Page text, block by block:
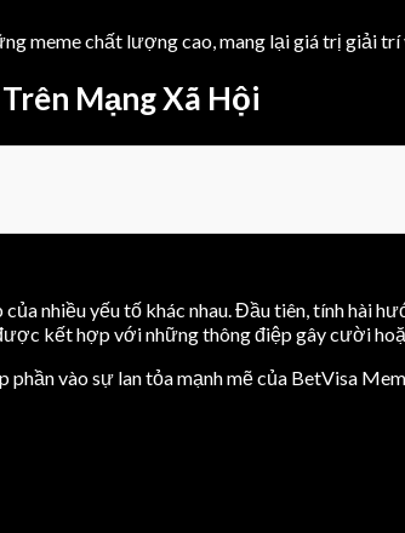
meme chất lượng cao, mang lại giá trị giải
Mạng Xã Hội
nhiều yếu tố khác nhau. Đầu tiên, tính hài
kết hợp với những thông điệp gây cười
vào sự lan tỏa mạnh mẽ của BetVisa